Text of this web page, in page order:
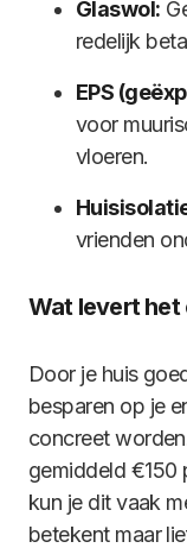
Glaswol:
redelijk
EPS
voor
vloeren.
vrienden
Wat levert het
Door je huis
besparen op je
concreet
gemiddeld €150
kun je dit vaak
betekent maar